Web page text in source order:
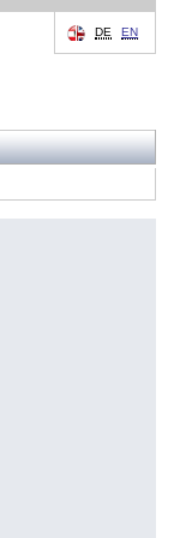
DE EN